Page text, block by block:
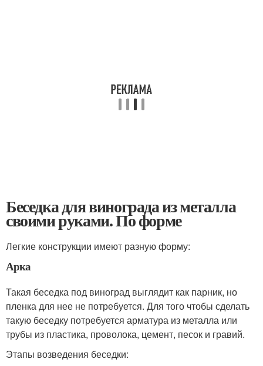
Беседка для винограда из металла
своими руками. По форме
Легкие конструкции имеют разную форму:
Арка
Такая беседка под виноград выглядит как парник, но
пленка для нее не потребуется. Для того чтобы сделать
такую беседку потребуется арматура из металла или
трубы из пластика, проволока, цемент, песок и гравий.
Этапы возведения беседки: